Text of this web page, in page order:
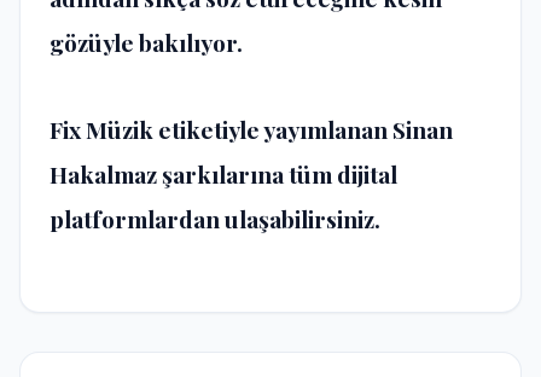
gözüyle bakılıyor.
Fix Müzik etiketiyle yayımlanan Sinan
Hakalmaz şarkılarına tüm dijital
platformlardan ulaşabilirsiniz.